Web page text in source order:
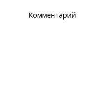
Комментарий